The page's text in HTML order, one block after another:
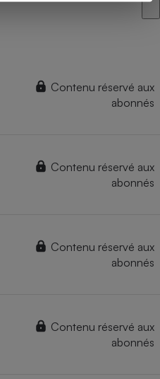
Contenu réservé aux
abonnés
Contenu réservé aux
abonnés
Contenu réservé aux
abonnés
Contenu réservé aux
abonnés